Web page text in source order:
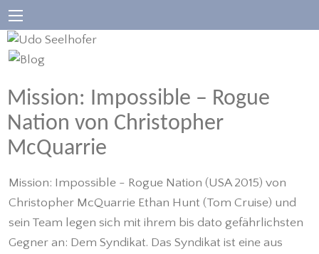
Mission: Impossible – Rogue
Nation von Christopher
McQuarrie
Mission: Impossible - Rogue Nation (USA 2015) von
Christopher McQuarrie Ethan Hunt (Tom Cruise) und
sein Team legen sich mit ihrem bis dato gefährlichsten
Gegner an: Dem Syndikat. Das Syndikat ist eine aus